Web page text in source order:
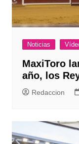
Noticias
MaxiToro
año, los
Redaccion